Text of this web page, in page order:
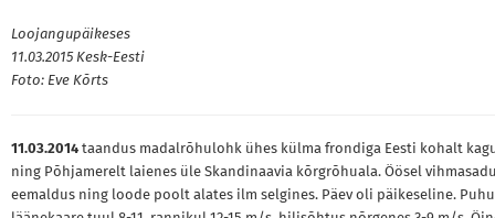
Loojangupäikeses
11.03.2015 Kesk-Eesti
Foto: Eve Kõrts
11.03.2014 taandus madalrõhulohk ühes külma frondiga Eesti kohalt
ning Põhjamerelt laienes üle Skandinaavia kõrgrõhuala. Öösel
eemaldus ning loode poolt alates ilm selgines. Päev oli päikeseline.